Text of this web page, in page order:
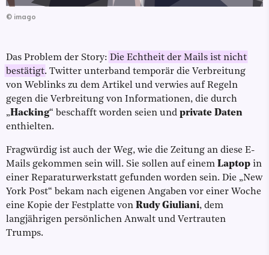
© imago
Das Problem der Story: Die Echtheit der Mails ist nicht
bestätigt. Twitter unterband temporär die Verbreitung
von Weblinks zu dem Artikel und verwies auf Regeln
gegen die Verbreitung von Informationen, die durch
„Hacking“ beschafft worden seien und private Daten
enthielten.
Fragwürdig ist auch der Weg, wie die Zeitung an diese E-
Mails gekommen sein will. Sie sollen auf einem Laptop in
einer Reparaturwerkstatt gefunden worden sein. Die „New
York Post“ bekam nach eigenen Angaben vor einer Woche
eine Kopie der Festplatte von Rudy Giuliani, dem
langjährigen persönlichen Anwalt und Vertrauten
Trumps.